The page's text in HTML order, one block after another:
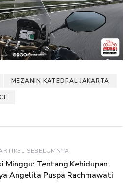
MEZANIN KATEDRAL JAKARTA
SEBELUMNYA
Minggu: Tentang Kehidupan
Angelita Puspa Rachmawati